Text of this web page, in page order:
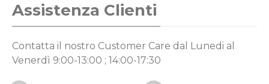
Assistenza Clienti
Contatta il nostro Customer Care dal Lunedi al
Venerdì 9:00-13:00 ; 14:00-17:30